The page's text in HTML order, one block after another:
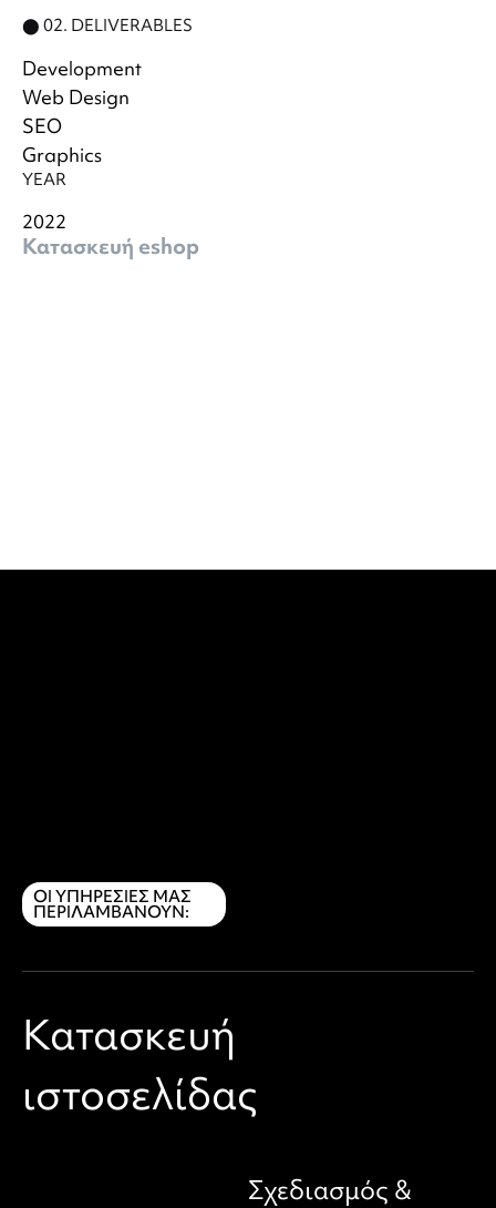
⬤ 02. DELIVERABLES
Development
Web Design
SEO
Graphics
YEAR
2022
Κατασκευή eshop
ΟΙ ΥΠΗΡΕΣΙΕΣ ΜΑΣ
ΠΕΡΙΛΑΜΒΑΝΟΥΝ:
Κατασκευή
ιστοσελίδας
Σχεδιασμός &